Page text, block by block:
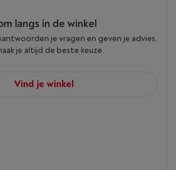
langs in de winkel
je vragen en geven je advies.
je altijd de beste keuze.
Vind je winkel